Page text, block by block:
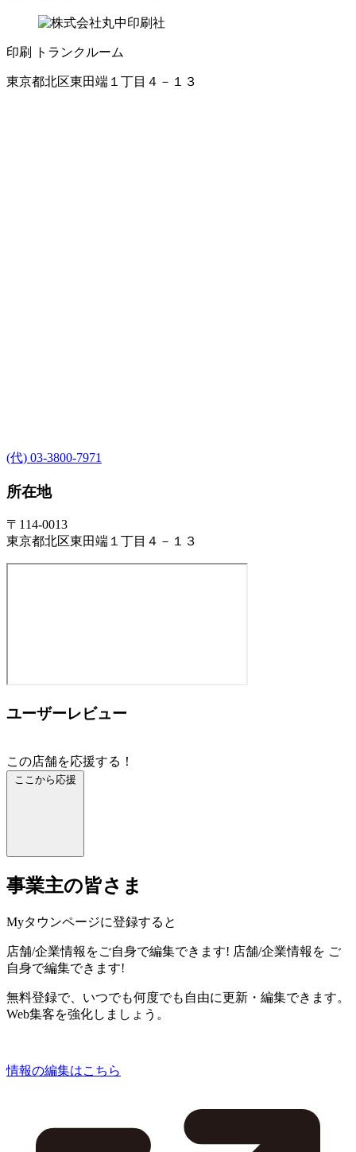
印刷 トランクルーム
東京都北区東田端１丁目４－１３
(代) 03-3800-7971
所在地
〒114-0013
東京都北区東田端１丁目４－１３
ユーザーレビュー
この店舗を応援する！
ここから応援
事業主の皆さま
Myタウンページに登録すると
店舗/企業情報をご自身で編集できます! 店舗/企業情報を ご
自身で編集できます!
無料登録で、いつでも何度でも自由に更新・編集できます。
Web集客を強化しましょう。
情報の編集はこちら